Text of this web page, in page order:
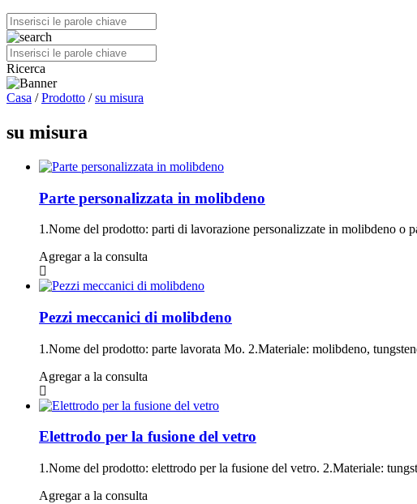
Ricerca
Casa /Prodotto /su misura
su misura
Parte personalizzata in molibdeno
1.Nome del prodotto: parti di lavorazione personalizzate in molibdeno o
Agregar a la consulta
Pezzi meccanici di molibdeno
1.Nome del prodotto: parte lavorata Mo. 2.Materiale: molibdeno,
Agregar a la consulta
Elettrodo per la fusione del vetro
1.Nome del prodotto: elettrodo per la fusione del vetro. 2.Materiale:
Agregar a la consulta